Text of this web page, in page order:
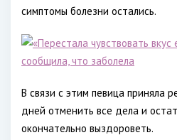
симптомы болезни остались.
В связи с этим певица приняла
дней отменить все дела и
окончательно выздороветь.